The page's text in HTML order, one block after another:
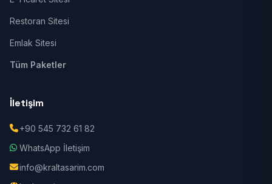
Restoran Sitesi
Emlak Sitesi
Tüm Paketler
İletişim
+90 545 732 61 82
WhatsApp İletişim
info@kraltasarim.com